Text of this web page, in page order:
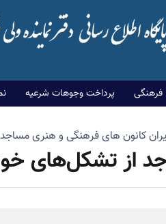
فرهنگی پرداخت وجوهات شرعیه
کانون های فرهنگی و هنری
از تشکل‌های